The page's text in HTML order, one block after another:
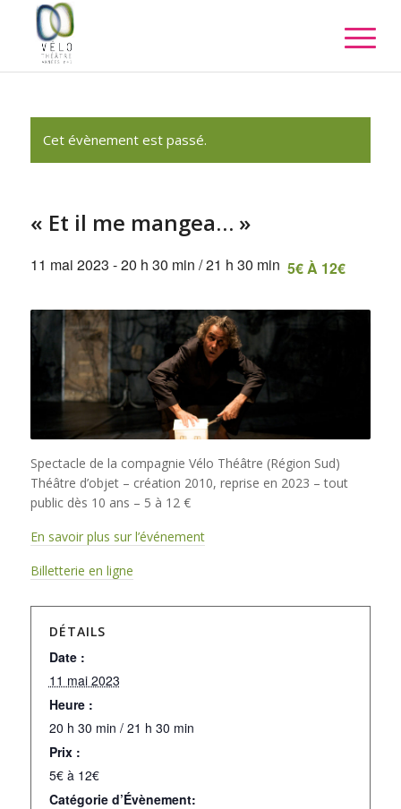
Cet évènement est passé.
« Et il me mangea… »
11 mai 2023 - 20 h 30 min /21 h 30 min 5€ À 12€
Spectacle de la compagnie Vélo Théâtre (Région Sud)
Théâtre d’objet – création 2010, reprise en 2023 – tout
public dès 10 ans – 5 à 12 €
En savoir plus sur l’événement
Billetterie en ligne
DÉTAILS
Date :
11 mai 2023
Heure :
20 h 30 min / 21 h 30 min
Prix :
5€ à 12€
Catégorie d’Évènement: